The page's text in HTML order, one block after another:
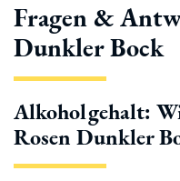
Fragen &
Dunkler Bock
Alkoholgehalt:
Rosen Dunkler